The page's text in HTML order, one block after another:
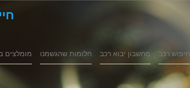
חיפוש רכב מחשבון יבוא רכב חלומות שהגשמנו מומלצים